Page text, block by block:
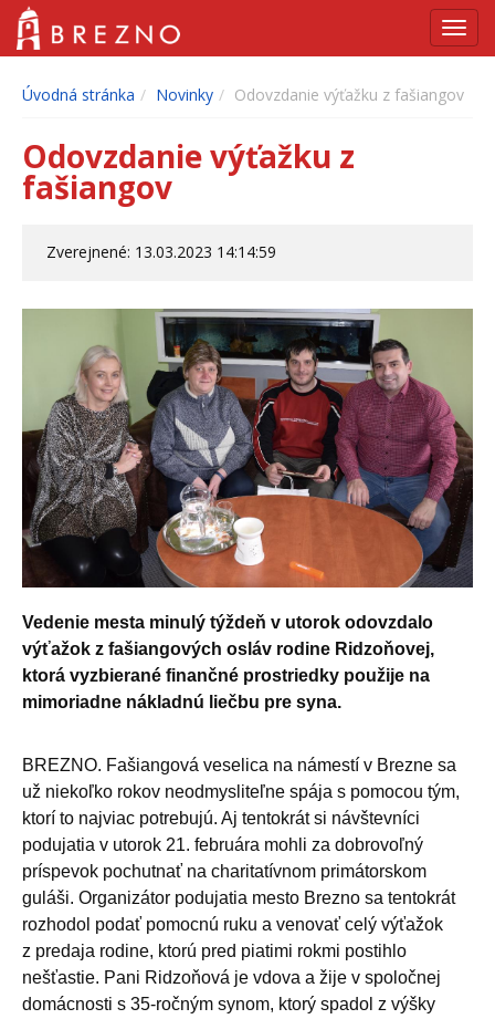
Úvodná stránka Novinky Odovzdanie výťažku z fašiangov
Odovzdanie výťažku z
fašiangov
Zverejnené: 13.03.2023 14:14:59
Vedenie mesta minulý týždeň v utorok odovzdalo
výťažok z fašiangových osláv rodine Ridzoňovej,
ktorá vyzbierané finančné prostriedky použije na
mimoriadne nákladnú liečbu pre syna.
BREZNO. Fašiangová veselica na námestí v Brezne sa
už niekoľko rokov neodmysliteľne spája s pomocou tým,
ktorí to najviac potrebujú. Aj tentokrát si návštevníci
podujatia v utorok 21. februára mohli za dobrovoľný
príspevok pochutnať na charitatívnom primátorskom
guláši. Organizátor podujatia mesto Brezno sa tentokrát
rozhodol podať pomocnú ruku a venovať celý výťažok
z predaja rodine, ktorú pred piatimi rokmi postihlo
nešťastie. Pani Ridzoňová je vdova a žije v spoločnej
domácnosti s 35-ročným synom, ktorý spadol z výšky